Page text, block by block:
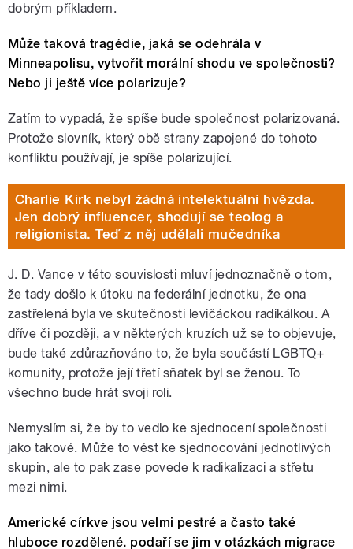
dobrým příkladem.
Může taková tragédie, jaká se odehrála v
Minneapolisu, vytvořit morální shodu ve společnosti?
Nebo ji ještě více polarizuje?
Zatím to vypadá, že spíše bude společnost polarizovaná.
Protože slovník, který obě strany zapojené do tohoto
konfliktu používají, je spíše polarizující.
Charlie Kirk nebyl žádná intelektuální hvězda.
Jen dobrý influencer, shodují se teolog a
religionista. Teď z něj udělali mučedníka
J. D. Vance v této souvislosti mluví jednoznačně o tom,
že tady došlo k útoku na federální jednotku, že ona
zastřelená byla ve skutečnosti levičáckou radikálkou. A
dříve či později, a v některých kruzích už se to objevuje,
bude také zdůrazňováno to, že byla součástí LGBTQ+
komunity, protože její třetí sňatek byl se ženou. To
všechno bude hrát svoji roli.
Nemyslím si, že by to vedlo ke sjednocení společnosti
jako takové. Může to vést ke sjednocování jednotlivých
skupin, ale to pak zase povede k radikalizaci a střetu
mezi nimi.
Americké církve jsou velmi pestré a často také
hluboce rozdělené. podaří se jim v otázkách migrace